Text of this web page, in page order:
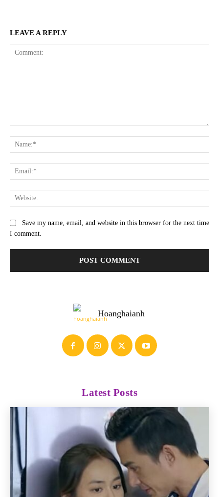
LEAVE A REPLY
Save my name, email, and website in this browser for the next time
I comment.
Hoanghaianh
Latest Posts